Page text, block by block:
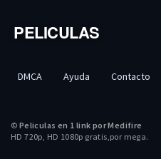
PELICULAS
© Peliculas en 1 link por Medifire
HD 720p, HD 1080p gratis,por mega.
DMCA Ayuda Contacto